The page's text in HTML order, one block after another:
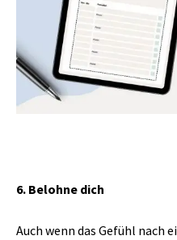
6. Belohne dich
Auch wenn das Gefühl nach